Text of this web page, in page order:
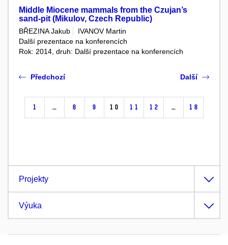
Middle Miocene mammals from the Czujan’s
sand-pit (Mikulov, Czech Republic)
BŘEZINA Jakub
IVANOV Martin
Další prezentace na konferencích
Rok: 2014, druh: Další prezentace na konferencích
Předchozí
1 … 8 9 10 11 12 … 18
Další
Projekty
Výuka